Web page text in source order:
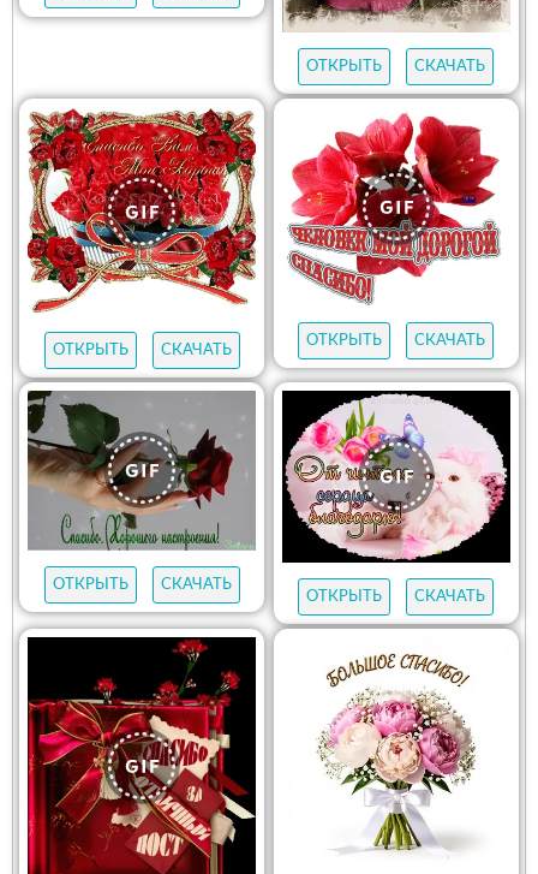
ОТКРЫТЬ СКАЧАТЬ
ОТКРЫТЬ СКАЧАТЬ
ОТКРЫТЬ СКАЧАТЬ
ОТКРЫТЬ СКАЧАТЬ
ОТКРЫТЬ СКАЧАТЬ